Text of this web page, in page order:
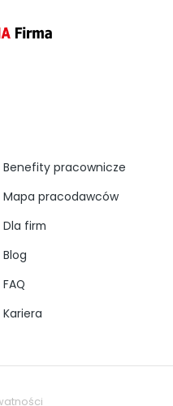
Benefity pracownicze
Mapa pracodawców
Dla firm
Blog
FAQ
Kariera